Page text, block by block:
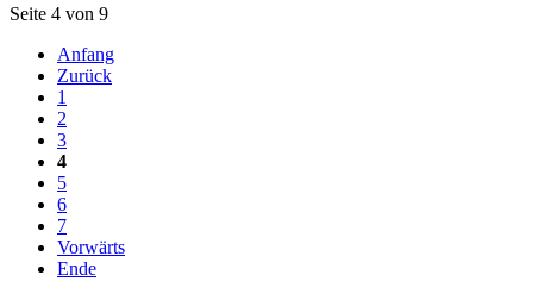
Seite 4 von 9
Anfang
Zurück
1
2
3
4
5
6
7
Vorwärts
Ende